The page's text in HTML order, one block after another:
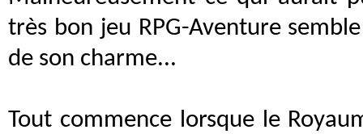
très bon jeu RPG-Aventure
de son charme...
Tout commence lorsque le